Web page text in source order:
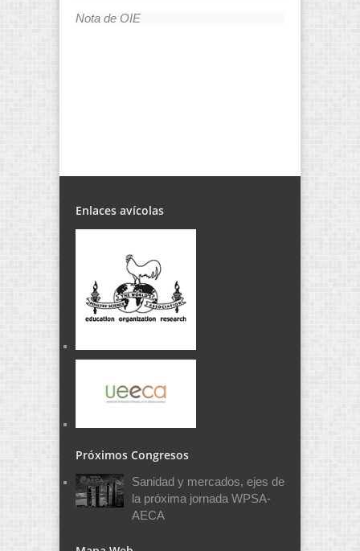
Nota de OIE
Enlaces avícolas
Próximos Congresos
Sanidad y mercados, ejes de
la próxima jornada WPSA-
AECA